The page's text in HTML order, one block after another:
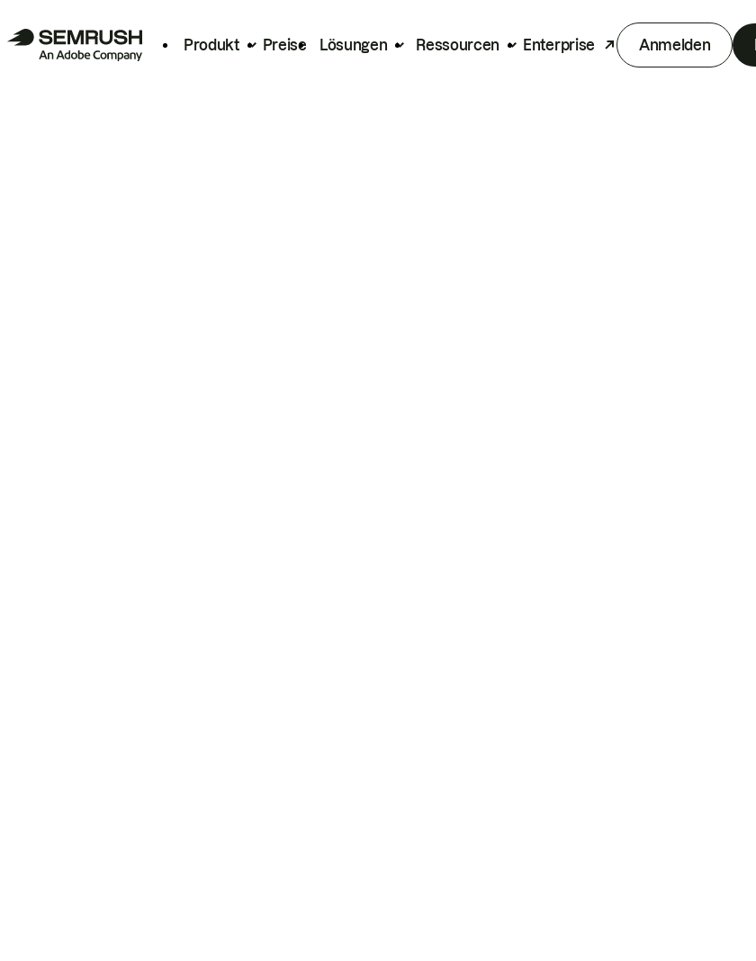
Produkt Preise Lösungen Ressourcen Enterprise Anmelden